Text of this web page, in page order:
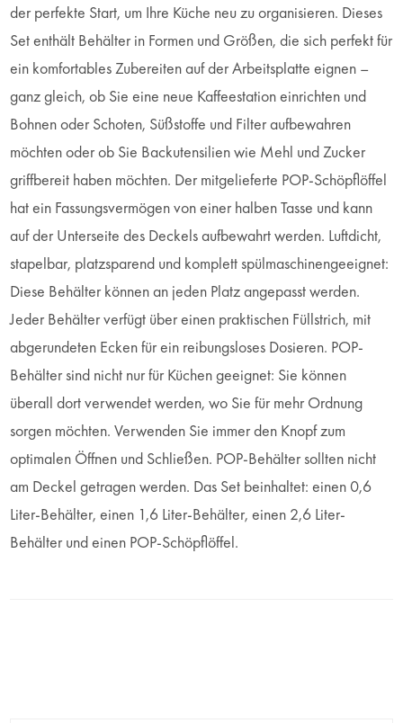
der perfekte Start, um Ihre Küche neu zu organisieren. Dieses
Set enthält Behälter in Formen und Größen, die sich perfekt für
ein komfortables Zubereiten auf der Arbeitsplatte eignen –
ganz gleich, ob Sie eine neue Kaffeestation einrichten und
Bohnen oder Schoten, Süßstoffe und Filter aufbewahren
möchten oder ob Sie Backutensilien wie Mehl und Zucker
griffbereit haben möchten. Der mitgelieferte POP-Schöpflöffel
hat ein Fassungsvermögen von einer halben Tasse und kann
auf der Unterseite des Deckels aufbewahrt werden. Luftdicht,
stapelbar, platzsparend und komplett spülmaschinengeeignet:
Diese Behälter können an jeden Platz angepasst werden.
Jeder Behälter verfügt über einen praktischen Füllstrich, mit
abgerundeten Ecken für ein reibungsloses Dosieren. POP-
Behälter sind nicht nur für Küchen geeignet: Sie können
überall dort verwendet werden, wo Sie für mehr Ordnung
sorgen möchten. Verwenden Sie immer den Knopf zum
optimalen Öffnen und Schließen. POP-Behälter sollten nicht
am Deckel getragen werden. Das Set beinhaltet: einen 0,6
Liter-Behälter, einen 1,6 Liter-Behälter, einen 2,6 Liter-
Behälter und einen POP-Schöpflöffel.